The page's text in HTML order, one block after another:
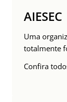
AIESEC
Uma
totalmente
Confira